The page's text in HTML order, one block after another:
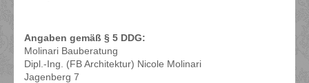
Angaben gemäß § 5 DDG:
Molinari Bauberatung
Dipl.-Ing. (FB Architektur) Nicole Molinari
Jagenberg 7